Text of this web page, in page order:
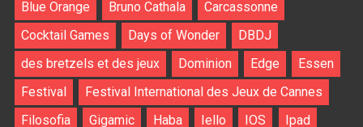
Blue Orange
Bruno Cathala
Carcassonne
Cocktail Games
Days of Wonder
DBDJ
des bretzels et des jeux
Dominion Edge
Essen
Festival
Festival International des Jeux de Cannes
Filosofia
Gigamic Haba Iello IOS Ipad